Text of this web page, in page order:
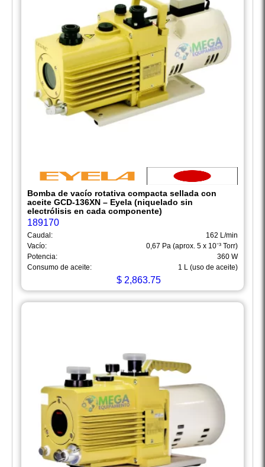
Bomba de vacío rotativa compacta sellada con
aceite GCD-136XN – Eyela (niquelado sin
electrólisis en cada componente)
189170
Caudal:
162 L/min
Vacío:
0,67 Pa (aprox. 5 x 10⁻³ Torr)
Potencia:
360 W
Consumo de aceite:
1 L (uso de aceite)
$2,863.75